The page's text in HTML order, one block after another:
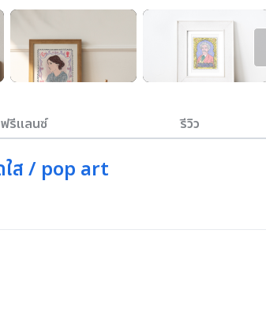
ฟรีแลนซ์ รีวิว
ส / pop art